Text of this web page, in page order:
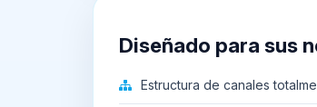
Diseñado para sus
Estructura de canales